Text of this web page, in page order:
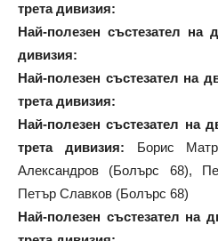
трета дивизия:
Най-полезен състезател на
дивизия:
Най-полезен състезател на
трета дивизия:
Най-полезен състезател на
трета дивизия: Борис
Александров (Болърс 68),
Петър Славков (Болърс 68)
Най-полезен състезател на